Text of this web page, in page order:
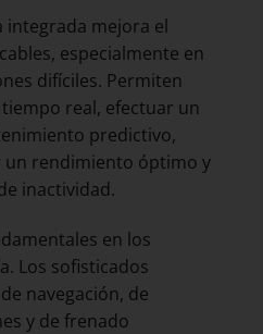
integrada mejora el
especialmente en
difíciles. Permiten
real, efectuar un
predictivo,
un rendimiento óptimo y
inactividad.
en los
Los sofisticados
navegación, de
y de frenado